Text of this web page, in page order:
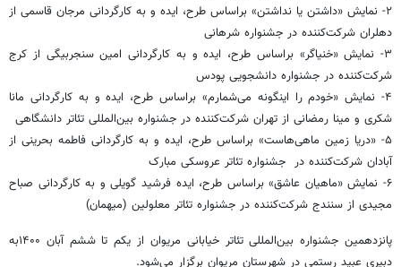
۲- نمایش «داشتن یا نداشتن» براساس طرح، ایده و به کارگردانی مرجان قاسمی از
دهلران شرکت‌کننده در جشنواره شرهانی
۳- نمایش «خنیاگر» براساس طرح، ایده و به کارگردانی امین سنجربیگی از کرج
شرکت‌کننده در جشنواره دانشجویی پودس
۴- نمایش «خودم را اینگونه می‌شمارم» براساس طرح، ایده و به کارگردانی مانا
شکری و مینا رمضانی از تهران شرکت‌کننده در جشنواره بین‌المللی تئاتر دانشگاهی
۵- «دریا زمین ماهی‌هاست» براساس طرح، ایده و به کارگردانی فاطمه بحرینی از
آبادان شرکت‌کننده در جشنواره تئاتر عروسکی مبارک
۶- نمایش «ماهیان عاشق» براساس طرح، ایده فرشید گویلی و به کارگردانی صباح
مجیدی از سنندج شرکت‌کننده در جشنواره تئاتر معلولین (میهمان)
پانزدهمین جشنواره بین‌المللی تئاتر خیابانی مریوان از یکم تا ششم آبان ۱۴۰۰به
دبیری عبید رستمی در شهرستان مریوان برگزار می‌شود.